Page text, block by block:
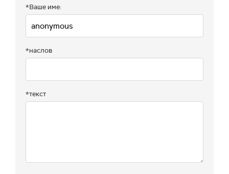
*Ваше име:
*наслов
*текст